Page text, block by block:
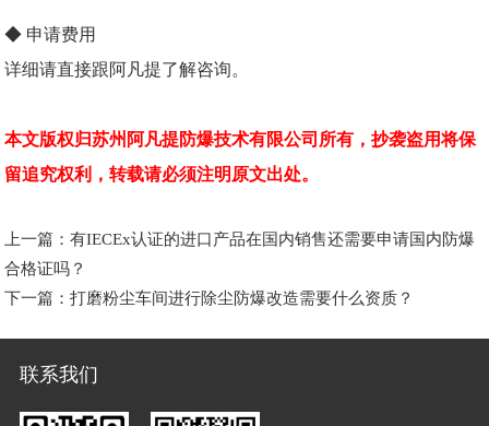
◆ 申请费用
详细请直接跟阿凡提了解咨询。
本文版权归苏州阿凡提防爆技术有限公司所有，抄袭盗用将保
留追究权利，转载请必须注明原文出处。
上一篇：有IECEx认证的进口产品在国内销售还需要申请国内防爆
合格证吗？
下一篇：打磨粉尘车间进行除尘防爆改造需要什么资质？
联系我们